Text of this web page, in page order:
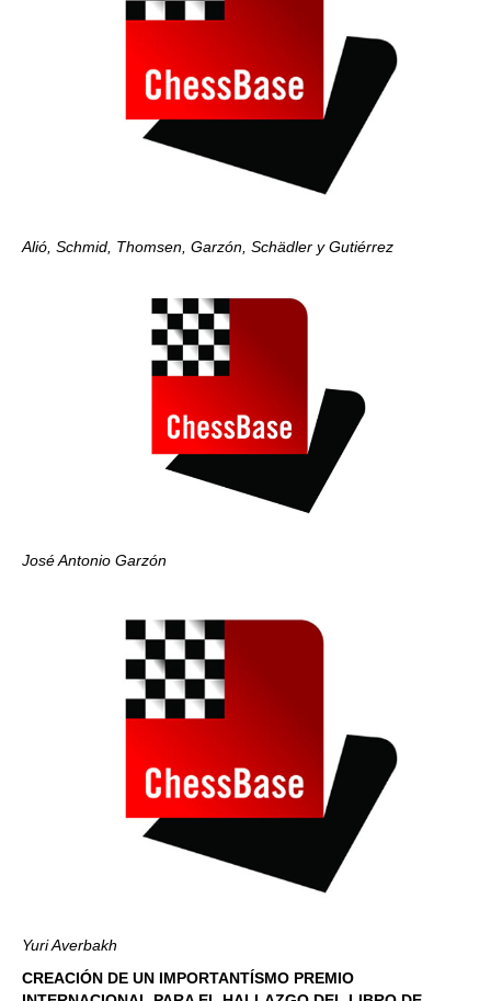
Alió, Schmid, Thomsen, Garzón, Schädler y Gutiérrez
José Antonio Garzón
Yuri Averbakh
CREACIÓN DE UN IMPORTANTÍSMO PREMIO